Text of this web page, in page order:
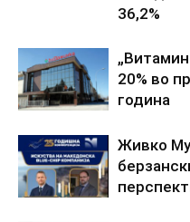
36,2%
20% во
година
Живко